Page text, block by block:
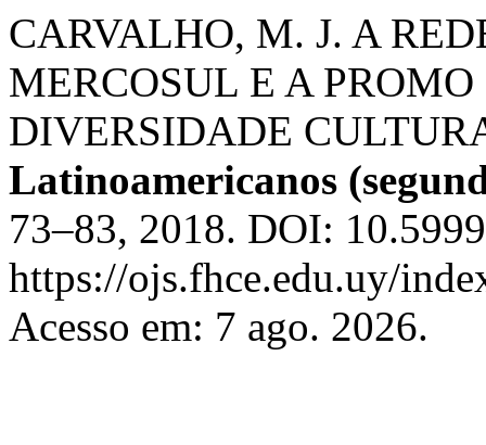
CARVALHO, M. J. A
MERCOSUL E A
DIVERSIDADE
Latinoamericanos
73–83, 2018. DOI:
https://ojs.fhce.edu.uy/
Acesso em: 7 ago. 2026.